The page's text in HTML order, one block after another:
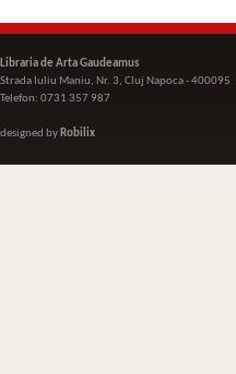
Libraria de Arta Gaudeamus
Strada Iuliu Maniu, Nr. 3, Cluj Napoca - 400095
Telefon: 0731 357 987
designed by Robilix